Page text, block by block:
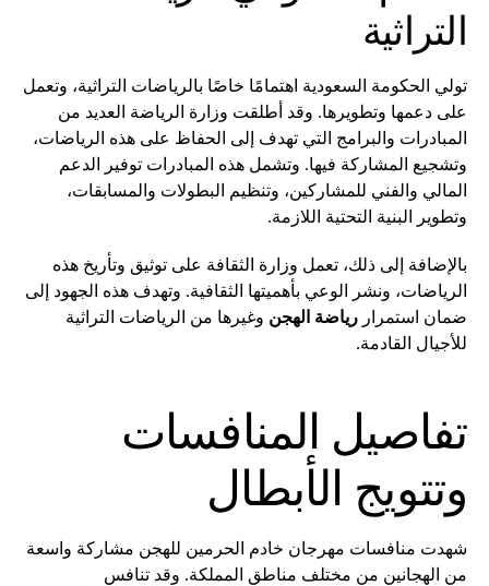
التراثية
تولي الحكومة السعودية اهتمامًا خاصًا بالرياضات التراثية، وتعمل
على دعمها وتطويرها. وقد أطلقت وزارة الرياضة العديد من
المبادرات والبرامج التي تهدف إلى الحفاظ على هذه الرياضات،
وتشجيع المشاركة فيها. وتشمل هذه المبادرات توفير الدعم
المالي والفني للمشاركين، وتنظيم البطولات والمسابقات،
وتطوير البنية التحتية اللازمة.
بالإضافة إلى ذلك، تعمل وزارة الثقافة على توثيق وتأريخ هذه
الرياضات، ونشر الوعي بأهميتها الثقافية. وتهدف هذه الجهود إلى
ضمان استمرار رياضة الهجن وغيرها من الرياضات التراثية
للأجيال القادمة.
تفاصيل المنافسات
وتتويج الأبطال
شهدت منافسات مهرجان خادم الحرمين للهجن مشاركة واسعة
من الهجانين من مختلف مناطق المملكة. وقد تنافس